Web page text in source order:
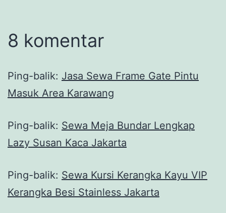
8 komentar
Ping-balik: Jasa Sewa Frame Gate Pintu
Masuk Area Karawang
Ping-balik: Sewa Meja Bundar Lengkap
Lazy Susan Kaca Jakarta
Ping-balik: Sewa Kursi Kerangka Kayu VIP
Kerangka Besi Stainless Jakarta